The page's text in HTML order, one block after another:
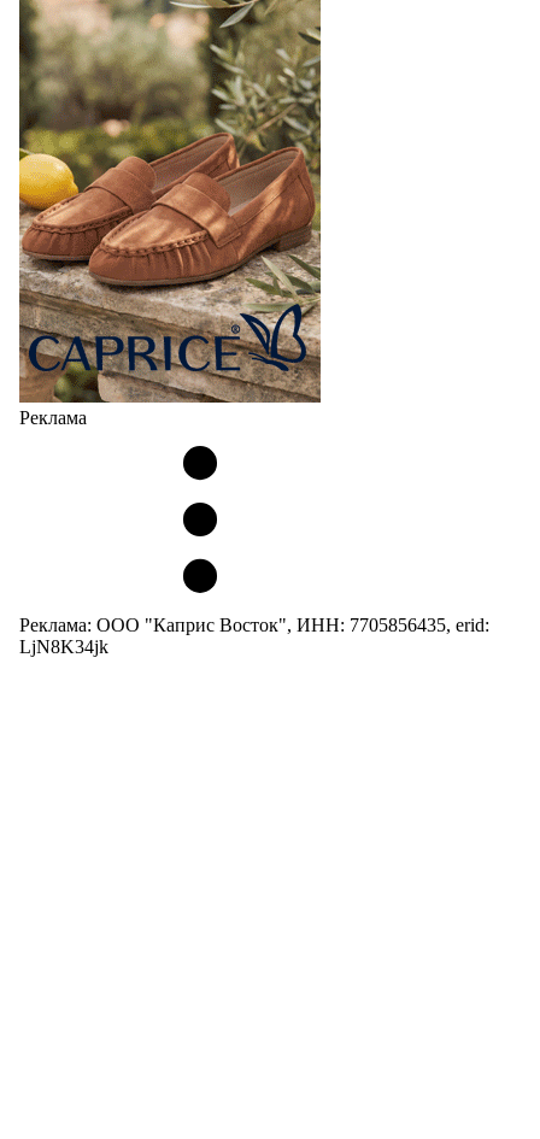
Реклама
Реклама: ООО "Каприс Восток", ИНН: 7705856435, erid:
LjN8K34jk